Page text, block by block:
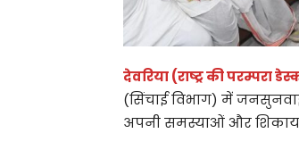
देवरिया (राष्ट्र की परम्परा
(सिंचाई विभाग) में
अपनी समस्याओं और